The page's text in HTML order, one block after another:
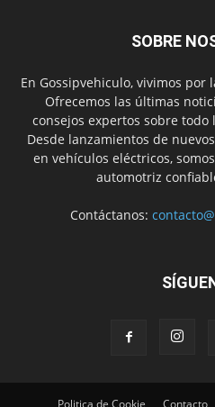
SOBRE
En Gossipvehiculo, vivimos
Ofrecemos las últimas
consejos expertos sobre todo
Desde lanzamientos de
en vehículos eléctricos,
automotriz
Contáctanos:
Politica de Cookie Contacto